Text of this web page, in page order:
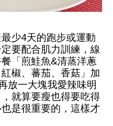
少4天的跑步或運動
要配合肌力訓練，線
「煎鮭魚&清蒸洋蔥
椒、蕃茄、香菇」加
放一大塊我愛辣味明
就算要瘦也得要吃得
是很重要的，這樣才